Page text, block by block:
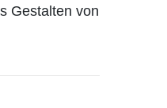
Gestalten von